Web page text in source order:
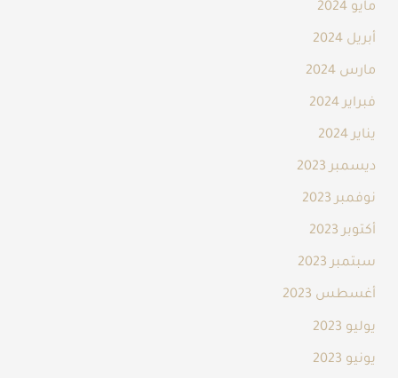
مايو 2024
أبريل 2024
مارس 2024
فبراير 2024
يناير 2024
ديسمبر 2023
نوفمبر 2023
أكتوبر 2023
سبتمبر 2023
أغسطس 2023
يوليو 2023
يونيو 2023